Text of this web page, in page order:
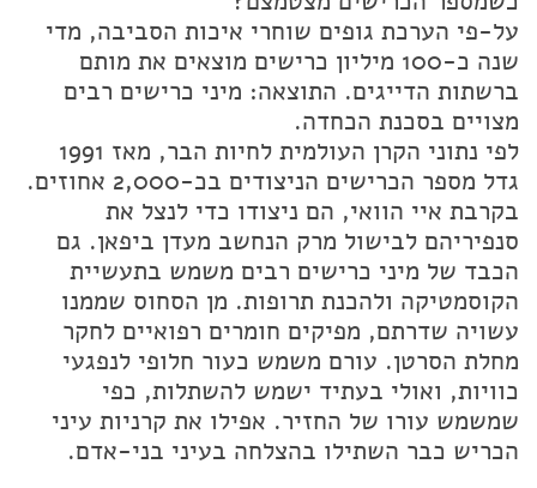
על-פי הערכת גופים שוחרי איכות הסביבה, מדי
שנה כ-100 מיליון כרישים מוצאים את מותם
ברשתות הדייגים. התוצאה: מיני כרישים רבים
מצויים בסכנת הכחדה.
לפי נתוני הקרן העולמית לחיות הבר, מאז 1991
גדל מספר הכרישים הניצודים בכ-2,000 אחוזים.
בקרבת איי הוואי, הם ניצודו כדי לנצל את
סנפיריהם לבישול מרק הנחשב מעדן ביפאן. גם
הכבד של מיני כרישים רבים משמש בתעשיית
הקוסמטיקה ולהכנת תרופות. מן הסחוס שממנו
עשויה שדרתם, מפיקים חומרים רפואיים לחקר
מחלת הסרטן. עורם משמש כעור חלופי לנפגעי
כוויות, ואולי בעתיד ישמש להשתלות, כפי
שמשמש עורו של החזיר. אפילו את קרניות עיני
הכריש כבר השתילו בהצלחה בעיני בני-אדם.